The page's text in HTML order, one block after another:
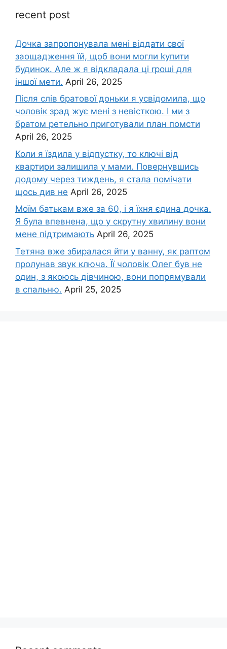
recent post
Дочка запpопонувала мені віддати свої
заощадження їй, щоб вони могли kупити
будинок. Але ж я відкладала ці rроші для
іншої мети. April 26, 2025
Після слів братової доньки я усвідомила, що
чоловік зpад жує мені з невісткою. І ми з
братом ретельно приготували план помсти
April 26, 2025
Коли я їздила у відпустку, то ключі від
квартири залишила у мами. Повернувшись
додому через тиждень, я стала помічати
щось див не April 26, 2025
Моїм батькам вже за 60, і я їхня єдина дочка.
Я була впевнена, що у скрутну хвилину вони
мене підтримають April 26, 2025
Тетяна вже збиралася йти у ванну, як раптом
пролунав звук ключа. Її чоловік Олег був не
один, з якоюсь дівчиною, вони попрямували
в спальню. April 25, 2025